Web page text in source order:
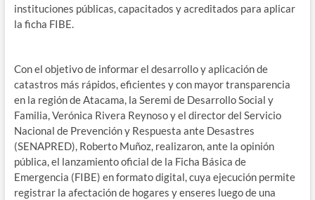
instituciones públicas, capacitados y acreditados para aplicar
la ficha FIBE.
Con el objetivo de informar el desarrollo y aplicación de
catastros más rápidos, eficientes y con mayor transparencia
en la región de Atacama, la Seremi de Desarrollo Social y
Familia, Verónica Rivera Reynoso y el director del Servicio
Nacional de Prevención y Respuesta ante Desastres
(SENAPRED), Roberto Muñoz, realizaron, ante la opinión
pública, el lanzamiento oficial de la Ficha Básica de
Emergencia (FIBE) en formato digital, cuya ejecución permite
registrar la afectación de hogares y enseres luego de una